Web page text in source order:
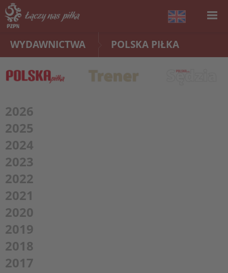
WYDAWNICTWA POLSKA PIŁKA
2026
2025
2024
2023
2022
2021
2020
2019
2018
2017